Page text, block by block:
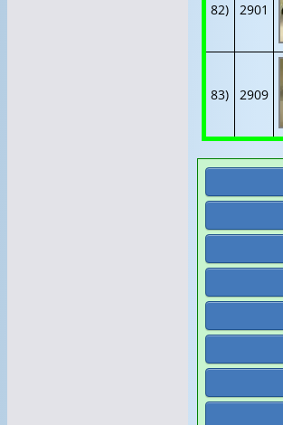
82) 2901
83) 2909